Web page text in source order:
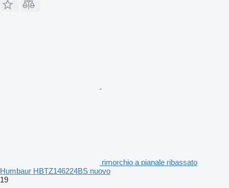
rimorchio a pianale ribassato
Humbaur HBTZ146224BS nuovo
19